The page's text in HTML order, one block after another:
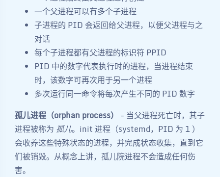
一个父进程可以有多个子进程
子进程的 PID 会返回给父进程，以便父进程与之
对话
每个子进程都有父进程的标识符 PPID
PID 中的数字代表执行时的进程，当进程结束
时，该数字可再次用于另一个进程
多次运行同一命令将每次产生不同的 PID 数字
孤儿进程（orphan process） - 当父进程死亡时，其子
进程被称为 孤儿。init 进程（systemd，PID 为 1 ）
会收养这些特殊状态的进程，并完成状态收集，直到它
们被销毁。从概念上讲，孤儿院进程不会造成任何伤
害。